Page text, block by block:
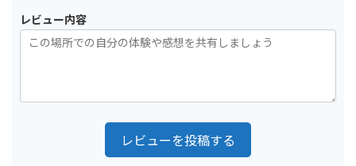
レビュー内容
レビューを投稿する